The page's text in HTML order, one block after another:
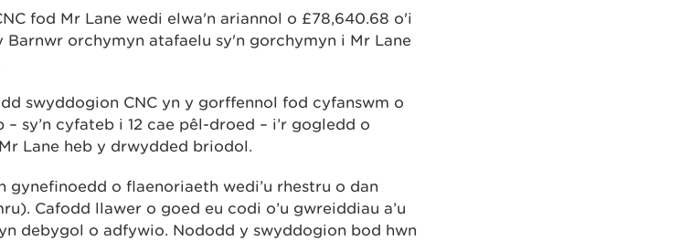
fod Mr Lane wedi elwa'n ariannol o £78,640.68 o'i
Barnwr orchymyn atafaelu sy'n gorchymyn i Mr Lane
swyddogion CNC yn y gorffennol fod cyfanswm o
sy’n cyfateb i 12 cae pêl-droed – i’r gogledd o
Lane heb y drwydded briodol.
o flaenoriaeth wedi’u rhestru o dan
Cafodd llawer o goed eu codi o’u gwreiddiau a’u
debygol o adfywio. Nododd y swyddogion bod hwn